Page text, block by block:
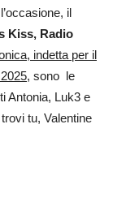
il
Kiss, Radio
indetta per il
, sono le
Antonia, Luk3 e
tu, Valentine